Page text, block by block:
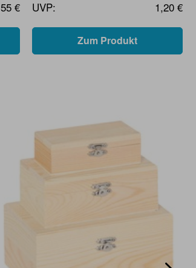
€ UVP: 1,20 €
Zum Produkt